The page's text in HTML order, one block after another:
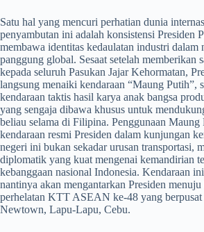
​Satu hal yang mencuri perhatian dunia
penyambutan ini adalah konsistensi Presiden
membawa identitas kedaulatan industri dalam
panggung global. Sesaat setelah memberikan
kepada seluruh Pasukan Jajar Kehormatan,
langsung menaiki kendaraan “Maung Putih”,
kendaraan taktis hasil karya anak bangsa
yang sengaja dibawa khusus untuk
beliau selama di Filipina. Penggunaan Maung
kendaraan resmi Presiden dalam kunjungan
negeri ini bukan sekadar urusan transportasi,
diplomatik yang kuat mengenai kemandirian
kebanggaan nasional Indonesia. Kendaraan
nantinya akan mengantarkan Presiden menuju
perhelatan KTT ASEAN ke-48 yang
Newtown, Lapu-Lapu, Cebu.